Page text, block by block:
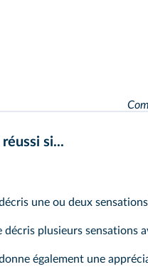
réussi si...
une ou deux
décris plusieurs sensations
également une